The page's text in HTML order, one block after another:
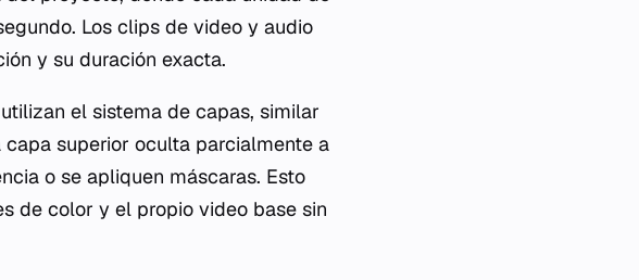
Los clips de video y audio
y su duración exacta.
el sistema de capas, similar
superior oculta parcialmente a
o se apliquen máscaras. Esto
de color y el propio video base sin